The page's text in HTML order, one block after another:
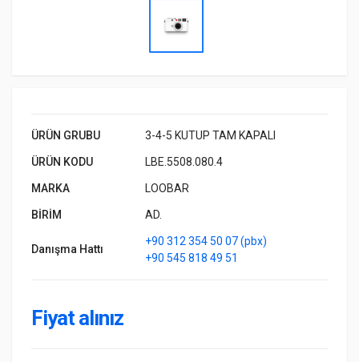
ÜRÜN GRUBU 3-4-5 KUTUP TAM KAPALI
ÜRÜN KODU LBE.5508.080.4
MARKA LOOBAR
BİRİM AD.
Danışma Hattı
+90 312 354 50 07 (pbx)
+90 545 818 49 51
Fiyat alınız